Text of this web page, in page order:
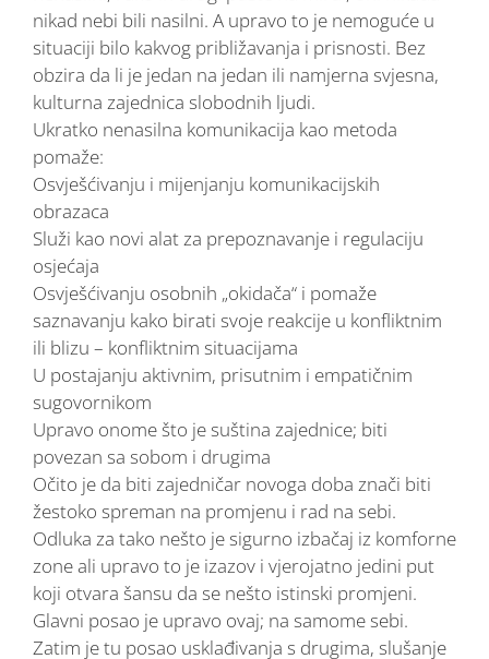
nikad nebi bili nasilni. A upravo to je nemoguće u
situaciji bilo kakvog približavanja i prisnosti. Bez
obzira da li je jedan na jedan ili namjerna svjesna,
kulturna zajednica slobodnih ljudi.
Ukratko nenasilna komunikacija kao metoda
pomaže:
Osvješćivanju i mijenjanju komunikacijskih
obrazaca
Služi kao novi alat za prepoznavanje i regulaciju
osjećaja
Osvješćivanju osobnih „okidača“ i pomaže
saznavanju kako birati svoje reakcije u konfliktnim
ili blizu – konfliktnim situacijama
U postajanju aktivnim, prisutnim i empatičnim
sugovornikom
Upravo onome što je suština zajednice; biti
povezan sa sobom i drugima
Očito je da biti zajedničar novoga doba znači biti
žestoko spreman na promjenu i rad na sebi.
Odluka za tako nešto je sigurno izbačaj iz komforne
zone ali upravo to je izazov i vjerojatno jedini put
koji otvara šansu da se nešto istinski promjeni.
Glavni posao je upravo ovaj; na samome sebi.
Zatim je tu posao usklađivanja s drugima, slušanje